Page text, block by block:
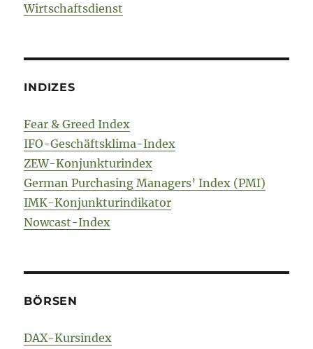
Wirtschaftsdienst
INDIZES
Fear & Greed Index
IFO-Geschäftsklima-Index
ZEW-Konjunkturindex
German Purchasing Managers’ Index (PMI)
IMK-Konjunkturindikator
Nowcast-Index
BÖRSEN
DAX-Kursindex